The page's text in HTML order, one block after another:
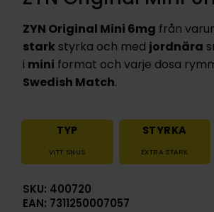
ZYN Original Mini 6mg från
stark styrka och med jordnära
i mini format och varje dosa
Swedish Match.
TYP
VITT SNUS
STYRKA
EXTRA STARK
SKU: 400720
EAN: 7311250007057